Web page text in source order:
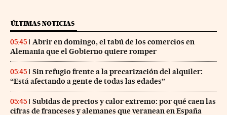
ÚLTIMAS NOTICIAS
05:45
Abrir en domingo, el tabú de los comercios en
Alemania que el Gobierno quiere romper
05:45
Sin refugio frente a la precarización del alquiler:
“Está afectando a gente de todas las edades”
05:45
Subidas de precios y calor extremo: por qué caen las
cifras de franceses y alemanes que veranean en España